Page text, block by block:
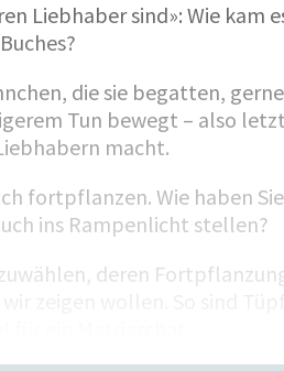
Liebhaber sind»: Wie kam
Buches?
die sie begatten,
Tun bewegt – also
macht.
fortpflanzen. Wie haben
ins Rampenlicht stellen?
deren